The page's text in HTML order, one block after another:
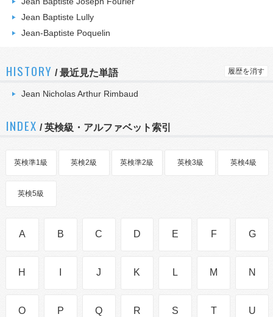
Jean Baptiste Lully
Jean-Baptiste Poquelin
HISTORY /最近見た単語 履歴を消す
Jean Nicholas Arthur Rimbaud
INDEX / 英検級・アルファベット索引
英検準1級 英検2級 英検準2級 英検3級 英検4級
英検5級
A B C D E F G
H J K L M N
O P Q R S T U